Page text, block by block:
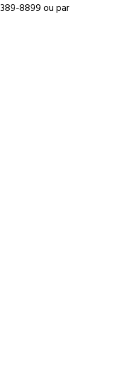
8899 ou par